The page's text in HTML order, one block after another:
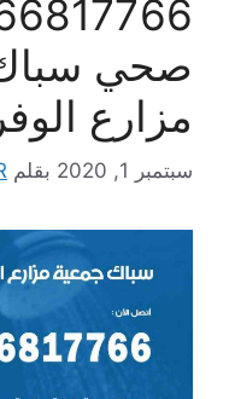
صحي
مزارع
سبتمبر 1, 2020 بقلم